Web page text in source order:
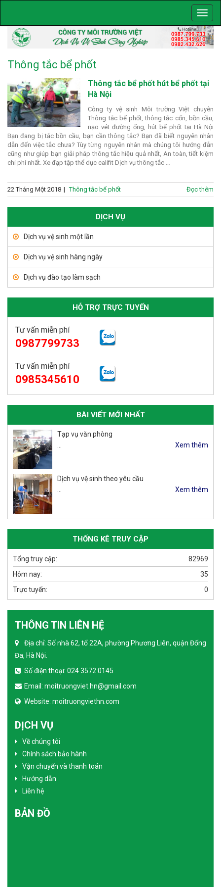
Thông tắc bể phốt
Thông tắc bể phốt hút bể phốt tại
Hà Nội
Công ty vệ sinh Môi trường Việt chuyên
Thông tắc bể phốt, thông tắc cốn, bồn cầu,
nạo vét đường ống, hút bể phốt tại Hà Nội
Bạn đang bị tắc bồn cầu, bạn cần thông tắc? Bạn đã biết nguyên nhân
dẫn đến việc tắc chưa? Tùy từng nguyên nhân mà chúng tôi hướng đẫn
cũng như giúp bạn giải pháp thông tắc hiệu quả nhất, An toàn, tiết kiệm
chi phí nhất. Xe đạp tập thể dục califit Dịch vụ thông tắc …
22 Tháng Một 2018 | Thông tắc bể phốt Đọc thêm
DỊCH VỤ
Dịch vụ vệ sinh một lần
Dịch vụ vệ sinh hàng ngày
Dịch vụ đào tạo làm sạch
HỖ TRỢ TRỰC TUYẾN
Tư vấn miễn phí
0987799733
Tư vấn miễn phí
0985345610
BÀI VIẾT MỚI NHẤT
Tạp vụ văn phòng
Xem thêm
Dịch vụ vệ sinh theo yêu cầu
Xem thêm
THỐNG KÊ TRUY CẬP
82969
Tổng truy cập:
35
Hôm nay:
0
Trực tuyến:
THÔNG TIN LIÊN HỆ
Địa chỉ: Số nhà 62, tổ 22A, phường Phương Liên, quận Đống
Đa, Hà Nội.
Số điện thoại: 024 3572 0145
Email: moitruongviet.hn@gmail.com
Website: moitruongviethn.com
DỊCH VỤ
Về chúng tôi
Chính sách bảo hành
Vận chuyển và thanh toán
Hướng dẫn
Liên hệ
BẢN ĐỒ